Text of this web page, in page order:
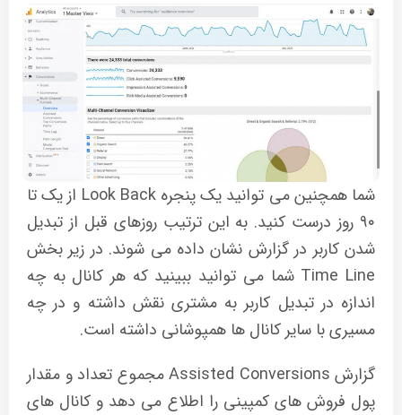
شما همچنین می توانید یک پنجره Look Back از یک تا
۹۰ روز درست کنید. به این ترتیب روزهای قبل از تبدیل
شدن کاربر در گزارش نشان داده می شوند. در زیر بخش
Time Line شما می توانید ببینید که هر کانال به چه
اندازه در تبدیل کاربر به مشتری نقش داشته و در چه
مسیری با سایر کانال ها همپوشانی داشته است.
گزارش Assisted Conversions مجموع تعداد و مقدار
پول فروش های کمپینی را اطلاع می دهد و کانال های